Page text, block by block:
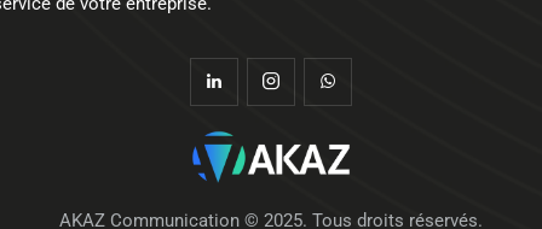
AKAZ Communication © 2025. Tous droits réservés.